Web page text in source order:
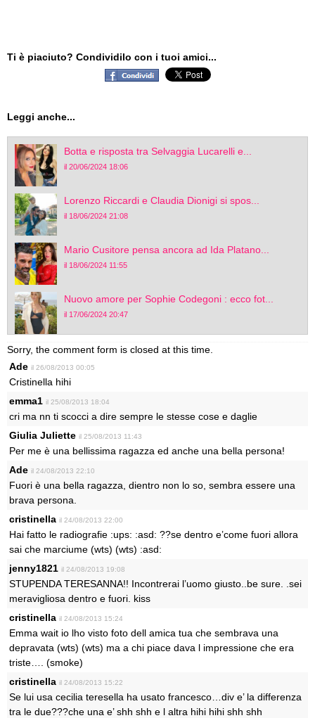
Ti è piaciuto? Condividilo con i tuoi amici...
Leggi anche...
Botta e risposta tra Selvaggia Lucarelli e...
il 20/06/2024 18:06
Lorenzo Riccardi e Claudia Dionigi si spos...
il 18/06/2024 21:08
Mario Cusitore pensa ancora ad Ida Platano...
il 18/06/2024 11:55
Nuovo amore per Sophie Codegoni : ecco fot...
il 17/06/2024 20:47
Sorry, the comment form is closed at this time.
Ade il 26/08/2013 00:05
Cristinella hihi
emma1 il 25/08/2013 18:04
cri ma nn ti scocci a dire sempre le stesse cose e daglie
Giulia Juliette il 25/08/2013 11:43
Per me è una bellissima ragazza ed anche una bella persona!
Ade il 24/08/2013 22:10
Fuori è una bella ragazza, dientro non lo so, sembra essere una
brava persona.
cristinella il 24/08/2013 22:00
Hai fatto le radiografie :ups: :asd: ??se dentro e’come fuori allora
sai che marciume (wts) (wts) :asd:
jenny1821 il 24/08/2013 19:08
STUPENDA TERESANNA!! Incontrerai l’uomo giusto..be sure. .sei
meravigliosa dentro e fuori. kiss
cristinella il 24/08/2013 15:24
Emma wait io lho visto foto dell amica tua che sembrava una
depravata (wts) (wts) ma a chi piace dava l impressione che era
triste…. (smoke)
cristinella il 24/08/2013 15:22
Se lui usa cecilia teresella ha usato francesco…div e’ la differenza
tra le due???che una e’ shh shh e l altra hihi hihi shh shh